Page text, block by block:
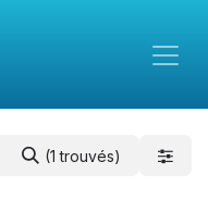
(1 trouvés)